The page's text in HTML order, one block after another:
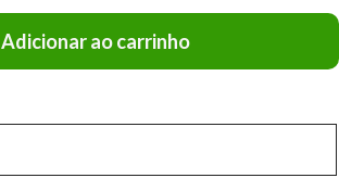
Adicionar ao carrinho